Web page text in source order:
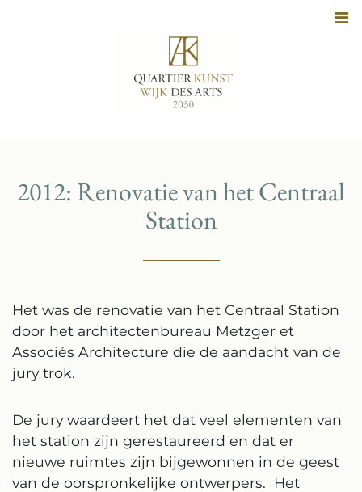
2012: Renovatie van het Centraal
Station
Het was de renovatie van het Centraal Station
door het architectenbureau Metzger et
Associés Architecture die de aandacht van de
jury trok.
De jury waardeert het dat veel elementen van
het station zijn gerestaureerd en dat er
nieuwe ruimtes zijn bijgewonnen in de geest
van de oorspronkelijke ontwerpers. Het